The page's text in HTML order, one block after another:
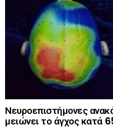
Νευροεπιστήμονες
μειώνει το άγχος κατά